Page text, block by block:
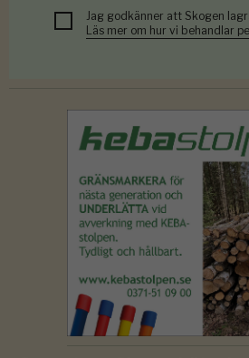
Jag godkänner att Skogen
Läs mer om hur vi behandlar